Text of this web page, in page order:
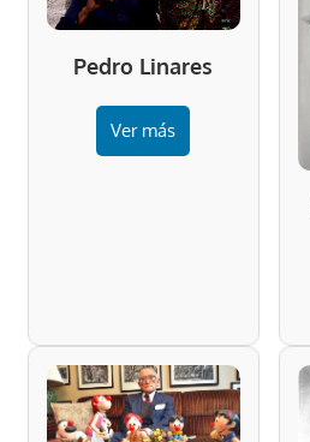
Pedro Linares
Ver más